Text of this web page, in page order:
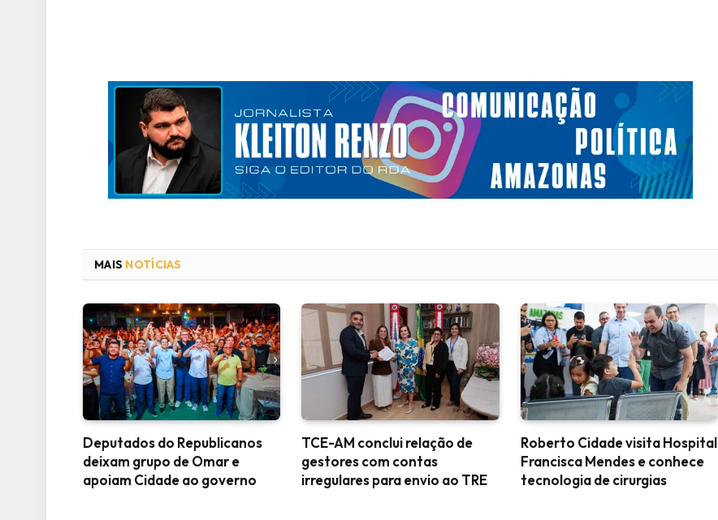
MAIS NOTÍCIAS
Deputados do Republicanos
deixam grupo de Omar e
apoiam Cidade ao governo
TCE-AM conclui relação de
gestores com contas
irregulares para envio ao TRE
Roberto Cidade visita Hospital
Francisca Mendes e conhece
tecnologia de cirurgias